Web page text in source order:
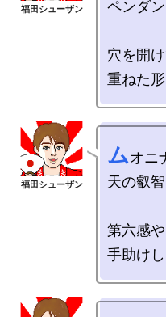
ペンダ
穴を開
ムオニ
天の叡
第六感